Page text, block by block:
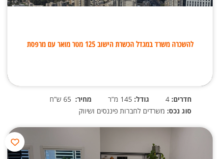
להשכרה משרד במגדל הכשרת הישוב 125 מטר מואר עם מרפסת
חדרים: גודל: מחיר:
סוג נכס: משרדים לחברות פיננסים ושיווק